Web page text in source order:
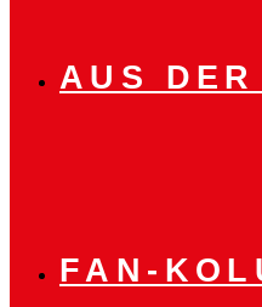
AUS
FAN-